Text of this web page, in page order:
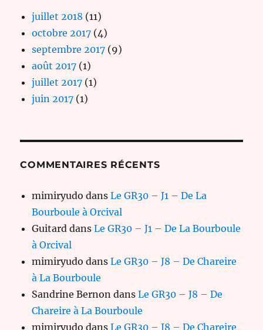
juillet 2018 (11)
octobre 2017 (4)
septembre 2017 (9)
août 2017 (1)
juillet 2017 (1)
juin 2017 (1)
COMMENTAIRES RÉCENTS
mimiryudo dansLe GR30 – J1 – De La
Bourboule à Orcival
Guitard dansLe GR30 – J1 – De La Bourboule
à Orcival
mimiryudo dansLe GR30 – J8 – De Chareire
à La Bourboule
Sandrine Bernon dansLe GR30 – J8 – De
Chareire à La Bourboule
mimiryudo dansLe GR30 – J8 – De Chareire